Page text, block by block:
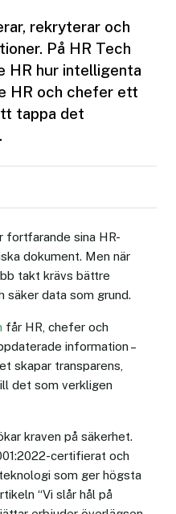
rekryterar och
På HR Tech
HR hur intelligenta
HR och chefer ett
tappa det
fortfarande sina HR-
dokument. Men när
takt krävs bättre
säker data som grund.
får HR, chefer och
information –
skapar transparens,
det som verkligen
kraven på säkerhet.
certifierat och
som ger högsta
“Vi slår hål på